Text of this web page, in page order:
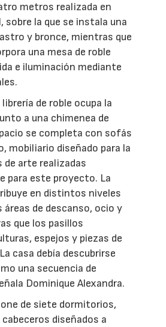
metros realizada en
sobre la que se instala una
y bronce, mientras que
una mesa de roble
e iluminación mediante
de roble ocupa la
a una chimenea de
se completa con sofás
mobiliario diseñado para la
de arte realizadas
para este proyecto. La
en distintos niveles
áreas de descanso, ocio y
que los pasillos
espejos y piezas de
casa debía descubrirse
una secuencia de
Dominique Alexandra.
de siete dormitorios,
diseñados a